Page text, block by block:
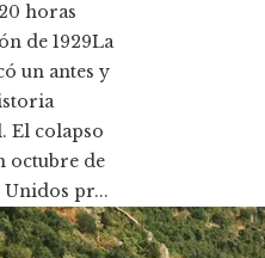
horas
de 1929La
un antes y
El colapso
octubre de
Unidos pr...